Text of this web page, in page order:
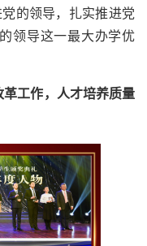
的领导，扎实推进党
领导这一最大办学优
工作，人才培养质量